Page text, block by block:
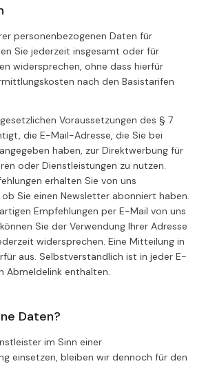
personenbezogenen Daten für
Sie jederzeit insgesamt oder für
widersprechen, ohne dass hierfür
nach den Basistarifen
Voraussetzungen des § 7
die E-Mail-Adresse, die Sie bei
haben, zur Direktwerbung für
oder Dienstleistungen zu nutzen.
erhalten Sie von uns
Sie einen Newsletter abonniert haben.
Empfehlungen per E-Mail von uns
Sie der Verwendung Ihrer Adresse
widersprechen. Eine Mitteilung in
aus. Selbstverständlich ist in jeder E-
Abmeldelink enthalten.
Daten?
im Sinn einer
einsetzen, bleiben wir dennoch für den